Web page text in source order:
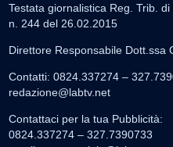
Testata giornalistica Reg. Trib.
n. 244 del 26.02.2015
Direttore Responsabile Dott.ssa
Contatti: 0824.337274 –
redazione@labtv.net
Contattaci per la tua Pubblicità:
0824.337274 – 327.7390733